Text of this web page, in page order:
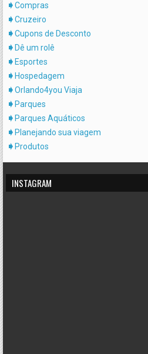
Compras
Cruzeiro
Cupons de Desconto
Dê um rolê
Esportes
Hospedagem
Orlando4you Viaja
Parques
Parques Aquáticos
Planejando sua viagem
Produtos
INSTAGRAM